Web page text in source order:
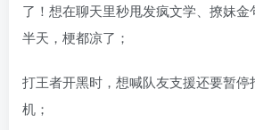
了！想在聊天里秒甩发疯文学、撩妹
半天，梗都凉了；
打王者开黑时，想喊队友支援还要暂停
机；